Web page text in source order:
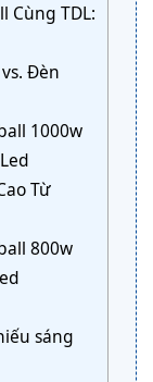
Cùng TDL:
Đèn
1000w
Từ
800w
sáng